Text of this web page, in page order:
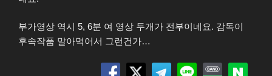
부가영상 역시 5, 6분 여 영상 두개가 전부이네요. 감독이
후속작품 말아먹어서 그런건가…